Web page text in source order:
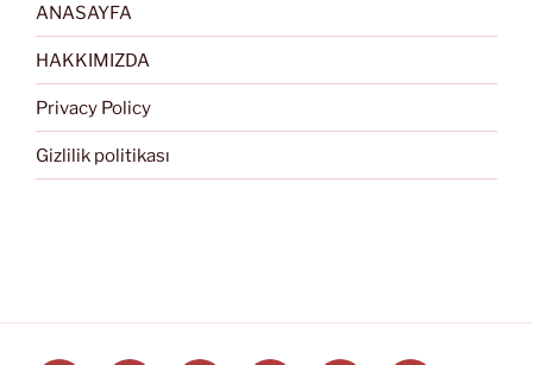
ANASAYFA
HAKKIMIZDA
Privacy Policy
Gizlilik politikası